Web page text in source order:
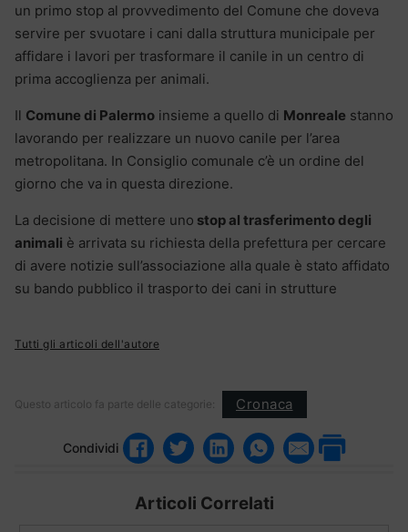
un primo stop al provvedimento del Comune che doveva
servire per svuotare i cani dalla struttura municipale per
affidare i lavori per trasformare il canile in un centro di
prima accoglienza per animali.
Il Comune di Palermo insieme a quello di Monreale stanno
lavorando per realizzare un nuovo canile per l’area
metropolitana. In Consiglio comunale c’è un ordine del
giorno che va in questa direzione.
La decisione di mettere uno stop al trasferimento degli
animali è arrivata su richiesta della prefettura per cercare
di avere notizie sull’associazione alla quale è stato affidato
su bando pubblico il trasporto dei cani in strutture
Tutti gli articoli dell'autore
Questo articolo fa parte delle categorie: Cronaca
Condividi
Articoli Correlati